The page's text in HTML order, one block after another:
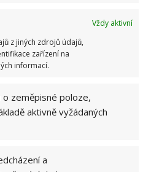
Vždy aktivní
z jiných zdrojů údajů,
zařízení na
informací.
o zeměpisné poloze,
aktivně vyžádaných
a